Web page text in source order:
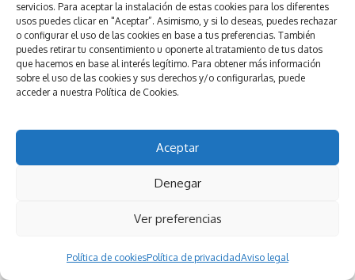
servicios. Para aceptar la instalación de estas cookies para los diferentes
usos puedes clicar en "Aceptar”. Asimismo, y si lo deseas, puedes rechazar
o configurar el uso de las cookies en base a tus preferencias. También
puedes retirar tu consentimiento u oponerte al tratamiento de tus datos
que hacemos en base al interés legítimo. Para obtener más información
sobre el uso de las cookies y sus derechos y/o configurarlas, puede
acceder a nuestra Política de Cookies.
Aceptar
Denegar
Ver preferencias
Política de cookiesPolítica de privacidadAviso legal
Leer más…
Cálculo ABN
Fechas: 27 y 28 de septiembre de